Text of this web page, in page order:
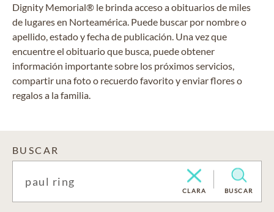
Dignity Memorial® le brinda acceso a obituarios de miles
de lugares en Norteamérica. Puede buscar por nombre o
apellido, estado y fecha de publicación. Una vez que
encuentre el obituario que busca, puede obtener
información importante sobre los próximos servicios,
compartir una foto o recuerdo favorito y enviar flores o
regalos a la familia.
BUSCAR
CLARA BUSCAR